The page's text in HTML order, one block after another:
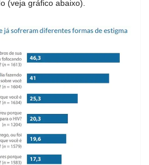
(veja gráfico abaixo).